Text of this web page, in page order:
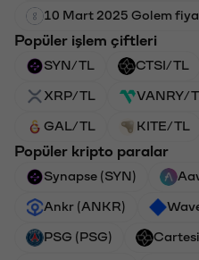
10 Mart 2025 Golem
Popüler işlem çiftleri
SYN/TL CTSI/TL
XRP/TL VANRY/
GAL/TL KITE/TL
Popüler kripto paralar
Synapse (SYN)
Ankr (ANKR)
PSG (PSG)